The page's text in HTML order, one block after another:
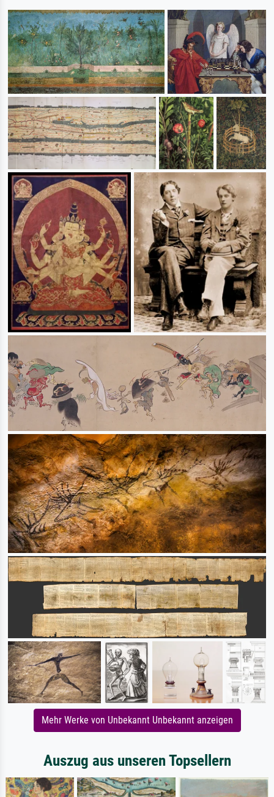
Mehr Werke von Unbekannt Unbekannt anzeigen
Auszug aus unseren Topsellern